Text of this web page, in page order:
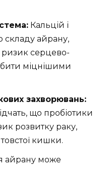
Кальцій і
складу айрану,
серцево-
міцнішими
захворювань:
що пробіотики
розвитку раку,
кишки.
айрану може